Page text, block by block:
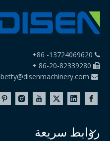

13724069620- 86+


betty@disenmachinery.com
روابط سريعة